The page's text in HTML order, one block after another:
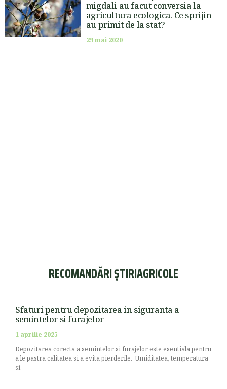
migdali au facut conversia la
agricultura ecologica. Ce sprijin
au primit de la stat?
29 mai 2020
RECOMANDĂRI ȘTIRIAGRICOLE
Sfaturi pentru depozitarea in siguranta a
semintelor si furajelor
1 aprilie 2025
Depozitarea corecta a semintelor si furajelor este esentiala pentru
a le pastra calitatea si a evita pierderile. Umiditatea, temperatura
si